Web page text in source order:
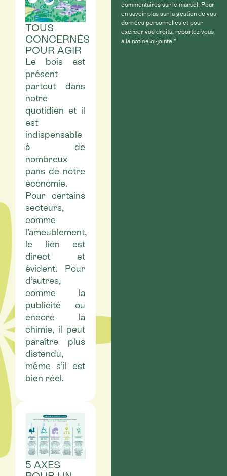
TOUS
CONCERNÉS
POUR AGIR
Le bois est
présent
partout dans
notre
quotidien et il
est
indispensable
à de
nombreux
pans de notre
économie.
Pour certains
secteurs,
comme
l’ameublement,
le lien est
direct et
évident. Pour
d’autres,
comme la
publicité ou
encore la
chimie, il peut
paraître plus
distendu,
même s’il est
bien réel.
5 AXES
commentaires sur le manuel. Pour
en savoir plus sur la gestion de vos
données personnelles et pour
exercer vos droits, reportez-vous
à la notice ci-jointe.*